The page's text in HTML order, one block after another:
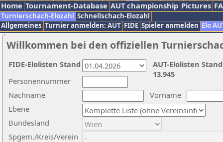
Home Tournament-Database AUT championship Pictures
Turnierschach-Elozahl Schnellschach-Elozahl
Allgemeines Turnier anmelden: AUT FIDE Spieler anmelden Elo
Willkommen bei den offiziellen
Nachname
Vorname
Ebene
Personennummer
Bundesland
Spgem./Kreis/Verein
AUT-Elolisten
13.945
FIDE-Elolisten Stand